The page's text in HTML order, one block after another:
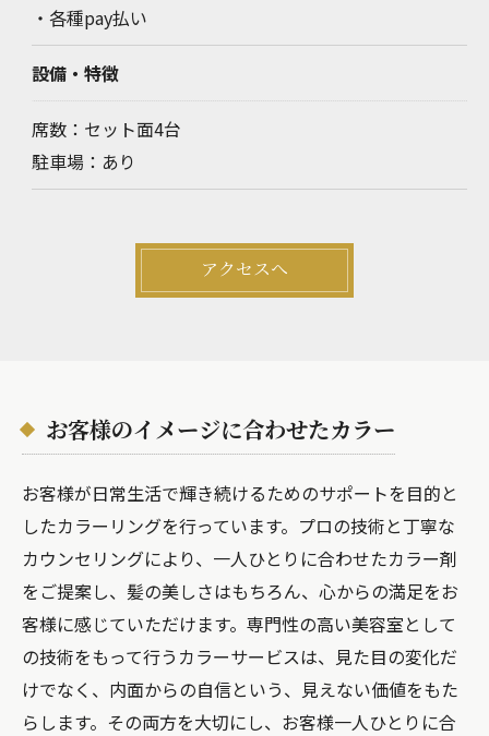
・各種pay払い
設備・特徴
席数：セット面4台
駐車場：あり
アクセスへ
お客様のイメージに合わせたカラー
お客様が日常生活で輝き続けるためのサポートを目的と
したカラーリングを行っています。プロの技術と丁寧な
カウンセリングにより、一人ひとりに合わせたカラー剤
をご提案し、髪の美しさはもちろん、心からの満足をお
客様に感じていただけます。専門性の高い美容室として
の技術をもって行うカラーサービスは、見た目の変化だ
けでなく、内面からの自信という、見えない価値をもた
らします。その両方を大切にし、お客様一人ひとりに合